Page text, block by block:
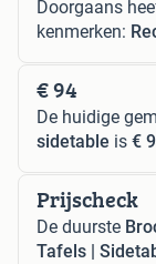
Doorgaans
kenmerken:
€ 94
De huidige
sidetable is €
Prijscheck
De duurste
Tafels |